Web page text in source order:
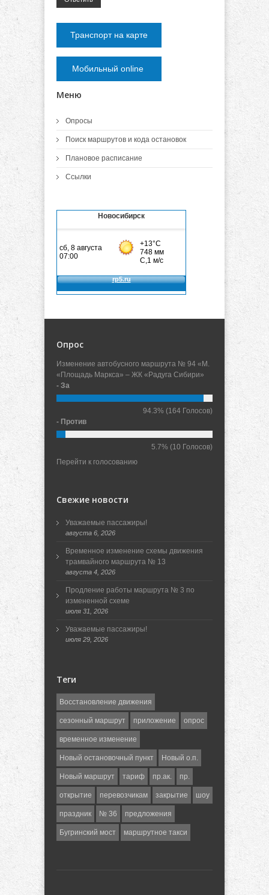
Транспорт на карте
Мобильный online
Меню
Опросы
Поиск маршрутов и кода остановок
Плановое расписание
Ссылки
Новосибирск
Опрос
Изменение автобусного маршрута № 94 «М.
«Площадь Маркса» – ЖК «Радуга Сибири»
- За
94.3% (164 Голосов)
- Против
5.7% (10 Голосов)
Перейти к голосованию
Свежие новости
Уважаемые пассажиры!
августа 6, 2026
Временное изменение схемы движения
трамвайного маршрута № 13
августа 4, 2026
Продление работы маршрута № 3 по
измененной схеме
июля 31, 2026
Уважаемые пассажиры!
июля 29, 2026
Теги
Восстановление движения
сезонный маршрут приложение опрос
временное изменение
Новый остановочный пункт Новый о.п.
Новый маршрут тариф пр.ак. пр.
открытие перевозчикам закрытие шоу
праздник № 36 предложения
Бугринский мост маршрутное такси